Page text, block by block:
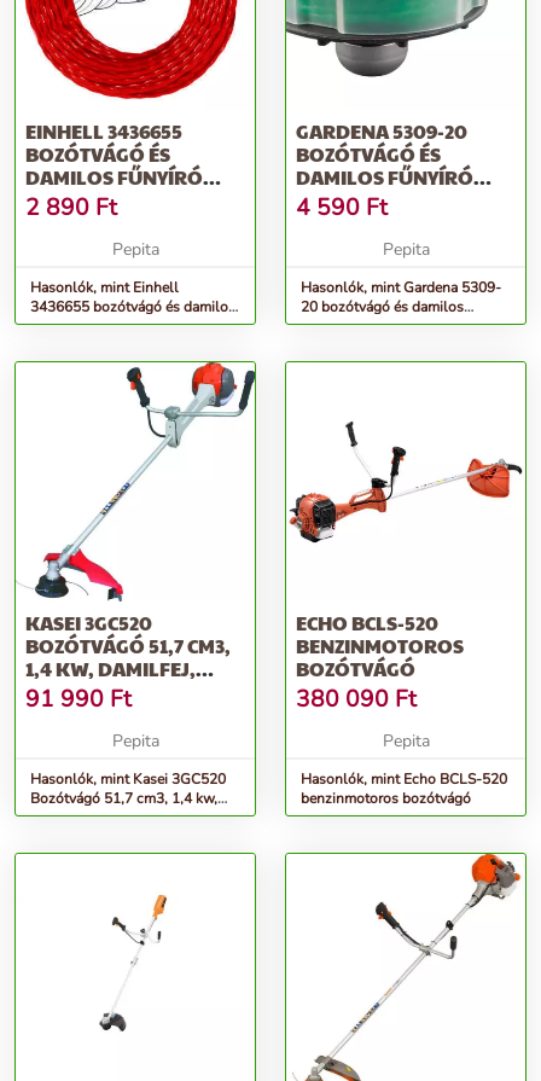
EINHELL 3436655
BOZÓTVÁGÓ ÉS
DAMILOS FŰNYÍRÓ
TARTOZÉK CSÉVE
SZEGÉ...
2 890 Ft
Pepita
Hasonlók, mint Einhell
3436655 bozótvágó és damilos
fűnyíró tartozék Cséve szegé...
GARDENA 5309-20
BOZÓTVÁGÓ ÉS
DAMILOS FŰNYÍRÓ
TARTOZÉK CSÉVE
SZEGÉ...
4 590 Ft
Pepita
Hasonlók, mint Gardena 5309-
20 bozótvágó és damilos
fűnyíró tartozék Cséve szegé...
KASEI 3GC520
BOZÓTVÁGÓ 51,7 CM3,
1,4 KW, DAMILFEJ,
VÁGÓTÁRCSA, VÁ...
91 990 Ft
Pepita
Hasonlók, mint Kasei 3GC520
Bozótvágó 51,7 cm3, 1,4 kw,
damilfej, vágótárcsa, vá...
ECHO BCLS-520
BENZINMOTOROS
BOZÓTVÁGÓ
380 090 Ft
Pepita
Hasonlók, mint Echo BCLS-520
benzinmotoros bozótvágó